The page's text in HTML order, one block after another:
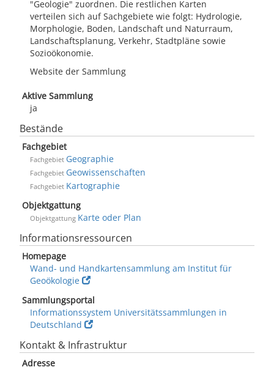
"Geologie" zuordnen. Die restlichen Karten
verteilen sich auf Sachgebiete wie folgt: Hydrologie,
Morphologie, Boden, Landschaft und Naturraum,
Landschaftsplanung, Verkehr, Stadtpläne sowie
Sozioökonomie.
Website der Sammlung
Aktive Sammlung
ja
Bestände
Fachgebiet
Fachgebiet Geographie
Fachgebiet Geowissenschaften
Fachgebiet Kartographie
Objektgattung
Objektgattung Karte oder Plan
Informationsressourcen
Homepage
Wand- und Handkartensammlung am Institut für
Geoökologie
Sammlungsportal
Informationssystem Universitätssammlungen in
Deutschland
Kontakt & Infrastruktur
Adresse